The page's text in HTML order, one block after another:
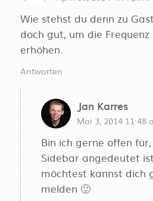
Wie stehst du denn zu
doch gut, um die
erhöhen.
Antworten
Jan Karres
Mai 3, 2014 11:48
Bin ich gerne offen
Sidebar angedeutet
möchtest kannst dich
melden 🙂